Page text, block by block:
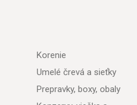
Korenie
Umelé črevá a sieťky
Prepravky, boxy, obaly